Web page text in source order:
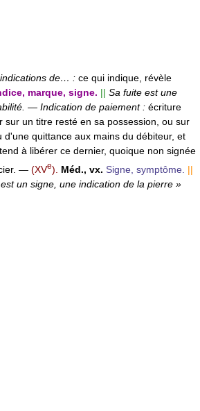
de… : ce qui indique, révèle
marque, signe. || Sa fuite est une
— Indication de paiement : écriture
sur un titre resté en sa possession, ou sur
d'une quittance aux mains du débiteur, et
à libérer ce dernier, quoique non signée
— (XVe). Méd., vx. Signe, symptôme. ||
un signe, une indication de la pierre »